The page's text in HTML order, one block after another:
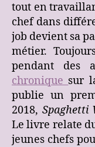
tout en
chef dans
job devient sa
métier.
pendant des
chronique sur
publie un
2018, Spaghetti
Le livre relate
jeunes chefs